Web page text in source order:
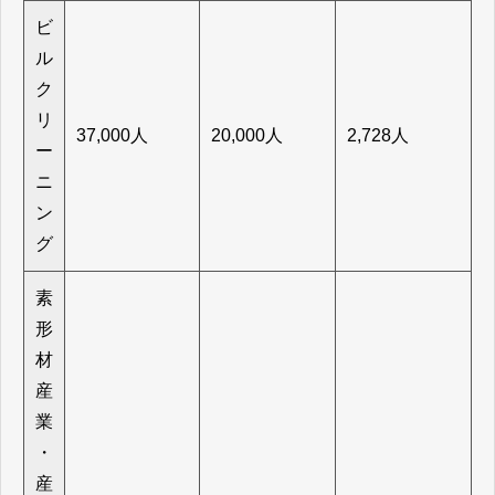
ビ
ル
ク
リ
ー
ニ
ン
グ
37,000人 20,000人 2,728人
素
形
材
産
業
・
産